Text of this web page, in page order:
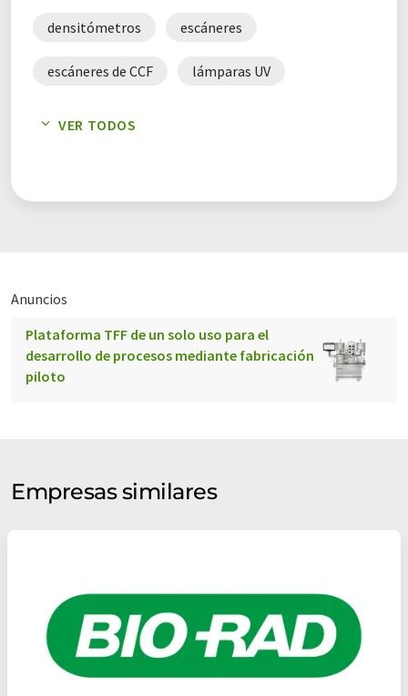
densitómetros escáneres
escáneres de CCF lámparas UV
VER TODOS
Anuncios
Plataforma TFF de un solo uso para el
desarrollo de procesos mediante fabricación
piloto
Empresas similares